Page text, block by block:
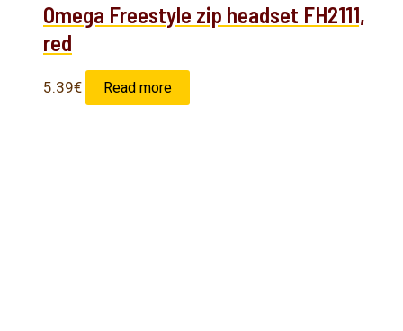
Omega Freestyle zip headset FH2111,
red
5.39€ Read more